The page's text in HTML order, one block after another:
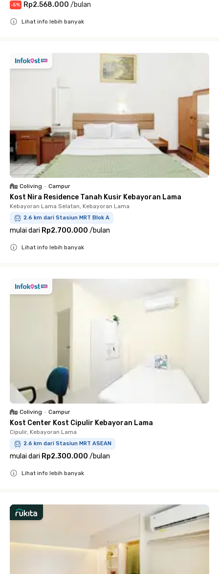
-5% Rp2.568.000 /bulan
Lihat info lebih banyak
Coliving • Campur
Kost Nira Residence Tanah Kusir Kebayoran Lama
Kebayoran Lama Selatan, Kebayoran Lama
2.6 km dari Stasiun MRT Blok A
mulai dari Rp2.700.000 /bulan
Lihat info lebih banyak
Coliving • Campur
Kost Center Kost Cipulir Kebayoran Lama
Cipulir, Kebayoran Lama
2.6 km dari Stasiun MRT ASEAN
mulai dari Rp2.300.000 /bulan
Lihat info lebih banyak